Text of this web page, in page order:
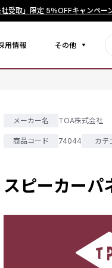
社受取」限定 5％OFFキャンペー
用情報 その他
メーカー名 TOA株式会社
商品コード 74044 カテ
スピーカー